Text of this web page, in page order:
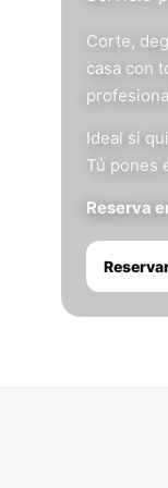
Corte,
casa con
Ideal si
Tú pones
Reserva